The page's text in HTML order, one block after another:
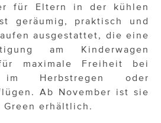
für Eltern in der kühlen
geräumig, praktisch und
ausgestattet, die eine
am Kinderwagen
maximale Freiheit bei
im Herbstregen oder
Ab November ist sie
erhältlich.